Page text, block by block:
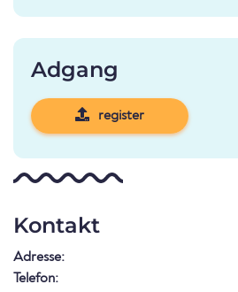
Adgang
register
Kontakt
Adresse:
Telefon: